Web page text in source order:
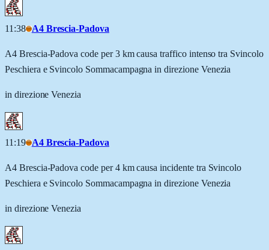
11:38 A4 Brescia-Padova
A4 Brescia-Padova code per 3 km causa traffico intenso tra Svincolo
Peschiera e Svincolo Sommacampagna in direzione Venezia
in direzione Venezia
11:19 A4 Brescia-Padova
A4 Brescia-Padova code per 4 km causa incidente tra Svincolo
Peschiera e Svincolo Sommacampagna in direzione Venezia
in direzione Venezia